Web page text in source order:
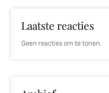
Laatste reacties
Geen reacties om te tonen.